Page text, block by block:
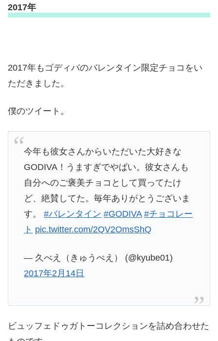
2017年
2017年もゴディバのバレンタイン限定チョコをい
ただきました。
僕のツイート。
今年も彼女さんからいただいた大好きな
GODIVA！うますぎでやばい。彼女さんも
自分へのご褒美チョコとして買ってたけ
ど、絶賛してた。毎年ありがとうございま
す。#バレンタイン #GODIVA #チョコレー
ト pic.twitter.com/2QV2OmsShQ
— 久べえ（きゅうべえ） (@kyube01)
2017年2月14日
ビュッフェドゥガトーコレクションを詰め合わせた